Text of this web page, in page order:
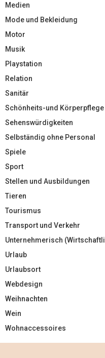
Medien
Mode und Bekleidung
Motor
Musik
Playstation
Relation
Sanitär
Schönheits-und Körperpflege
Sehenswürdigkeiten
Selbständig ohne Personal
Spiele
Sport
Stellen und Ausbildungen
Tieren
Tourismus
Transport und Verkehr
Unternehmerisch
Urlaub
Urlaubsort
Webdesign
Weihnachten
Wein
Wohnaccessoires